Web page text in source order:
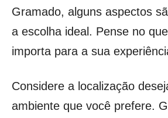
Gramado, alguns aspectos
a escolha ideal. Pense no
importa para a sua
Considere a localização
ambiente que você prefere.